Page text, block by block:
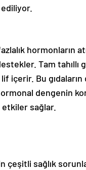
hormonların
Tam tahıllı
içerir. Bu
dengenin
sağlar.
sağlık